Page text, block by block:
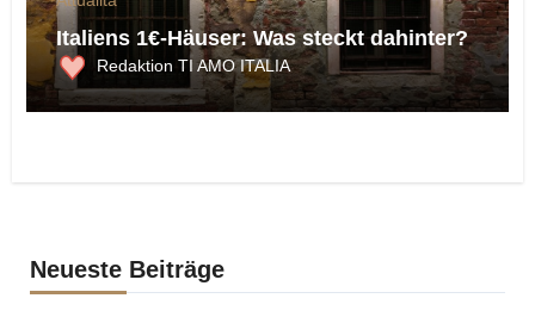
Italiens 1€-Häuser: Was steckt dahinter?
Redaktion TI AMO ITALIA
Neueste Beiträge